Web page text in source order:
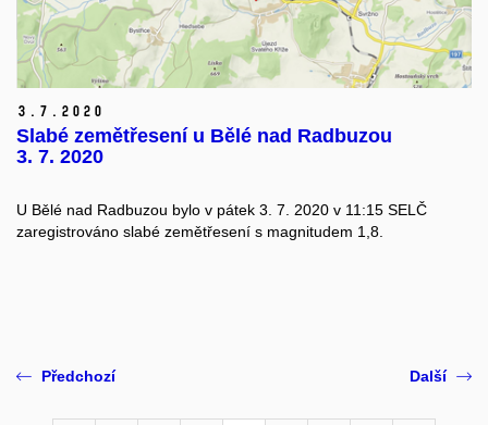
3. 7. 2020
Slabé zemětřesení u Bělé nad Radbuzou
3. 7. 2020
U Bělé nad Radbuzou bylo v pátek 3. 7. 2020 v 11:15 SELČ
zaregistrováno slabé zemětřesení s magnitudem 1,8.
Předchozí Další